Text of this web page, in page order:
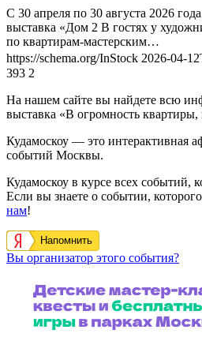
С 30 апреля по 30 августа 2026
выставка «Дом 2 В гостях у
по квартирам-мастерским…
https://schema.org/InStock 2026-04-
393 2
На нашем сайте вы найдете всю
выставка «В огромность
Кудамоскоу — это интерактивная
событий Москвы.
Кудамоскоу в курсе всех событий,
Если вы знаете о событии,
нам!
Напомнить
Вы организатор этого события?